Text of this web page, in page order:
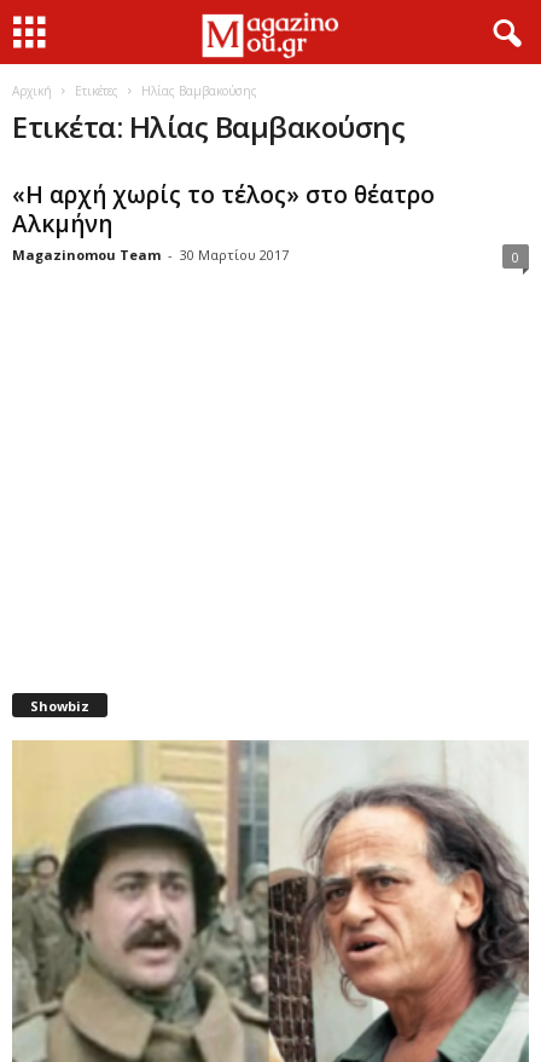
Αρχική Ετικέτες Ηλίας Βαμβακούσης
Ετικέτα: Ηλίας Βαμβακούσης
«Η αρχή χωρίς το τέλος» στο θέατρο
Αλκμήνη
Magazinomou Team - 30 Μαρτίου 2017 0
Showbiz